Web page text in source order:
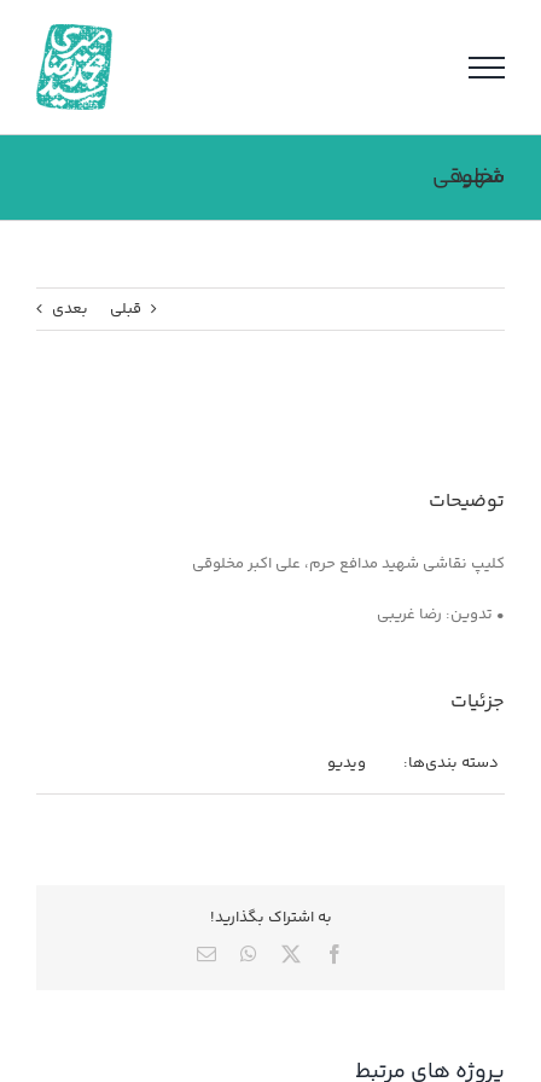
شهید مخلوقی
قبلی بعدی
توضیحات
کلیپ نقاشی شهید مدافع حرم، علی اکبر مخلوقی
• تدوین: رضا غریبی
جزئیات
دسته بندی‌ها: ویدیو
به اشتراك بگذاريد!
Facebook
X
WhatsApp
ایمیل
پروژه های مرتبط